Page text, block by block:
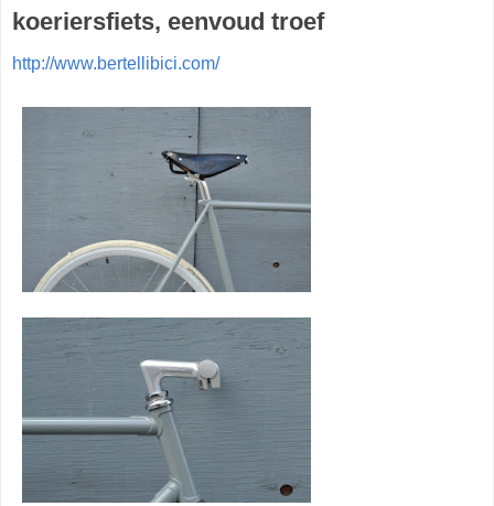
koeriersfiets, eenvoud troef
http://www.bertellibici.com/